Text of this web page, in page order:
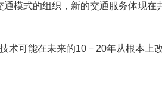
模式的组织，新的交通服务体现在
可能在未来的10－20年从根本上